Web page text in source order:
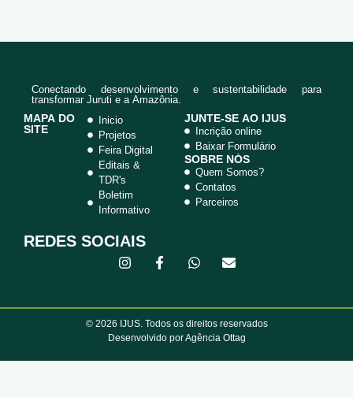
Conectando desenvolvimento e sustentabilidade para
transformar Juruti e a Amazônia.
MAPA DO
SITE
Inicio
Projetos
Feira Digital
Editais &
TDR's
Boletim
Informativo
JUNTE-SE AO IJUS
Incrição online
Baixar Formulário
SOBRE NÓS
Quem Somos?
Contatos
Parceiros
REDES SOCIAIS
© 2026 IJUS. Todos os direitos reservados
Desenvolvido por Agência Ottag